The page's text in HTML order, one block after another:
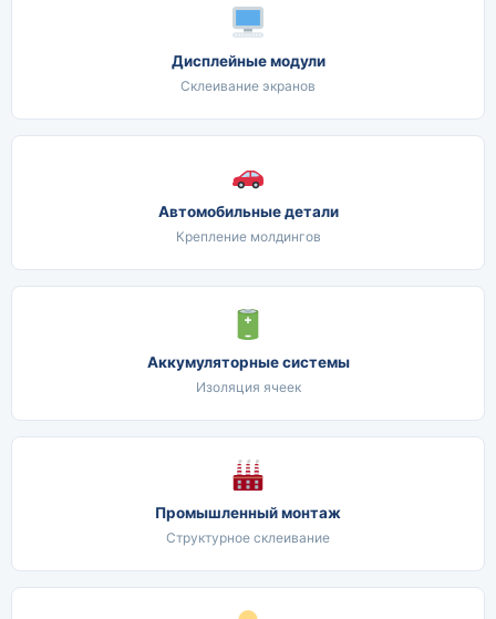
Дисплейные модули
Склеивание экранов
Автомобильные детали
Крепление молдингов
Аккумуляторные системы
Изоляция ячеек
Промышленный монтаж
Структурное склеивание